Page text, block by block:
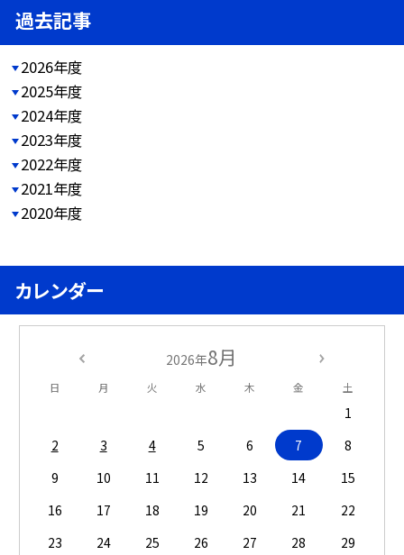
過去記事
2026年度
2025年度
2024年度
2023年度
2022年度
2021年度
2020年度
カレンダー
2026年8月
日 月 火 水 木 金 土
1
2
3 4 5 6 7
8
9
10 11 12 13 14
15
16
17 18 19 20 21
22
23
24 25 26 27 28
29